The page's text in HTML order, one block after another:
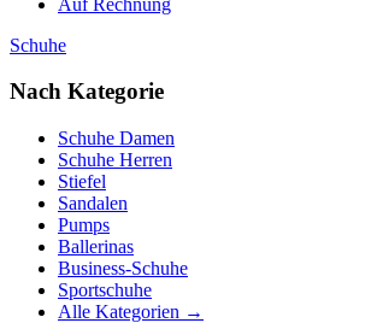
Schuhe
Nach Kategorie
Schuhe Damen
Schuhe Herren
Stiefel
Sandalen
Pumps
Ballerinas
Business-Schuhe
Sportschuhe
Alle Kategorien →